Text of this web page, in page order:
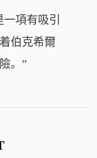
項有吸引
伯克希爾
。”